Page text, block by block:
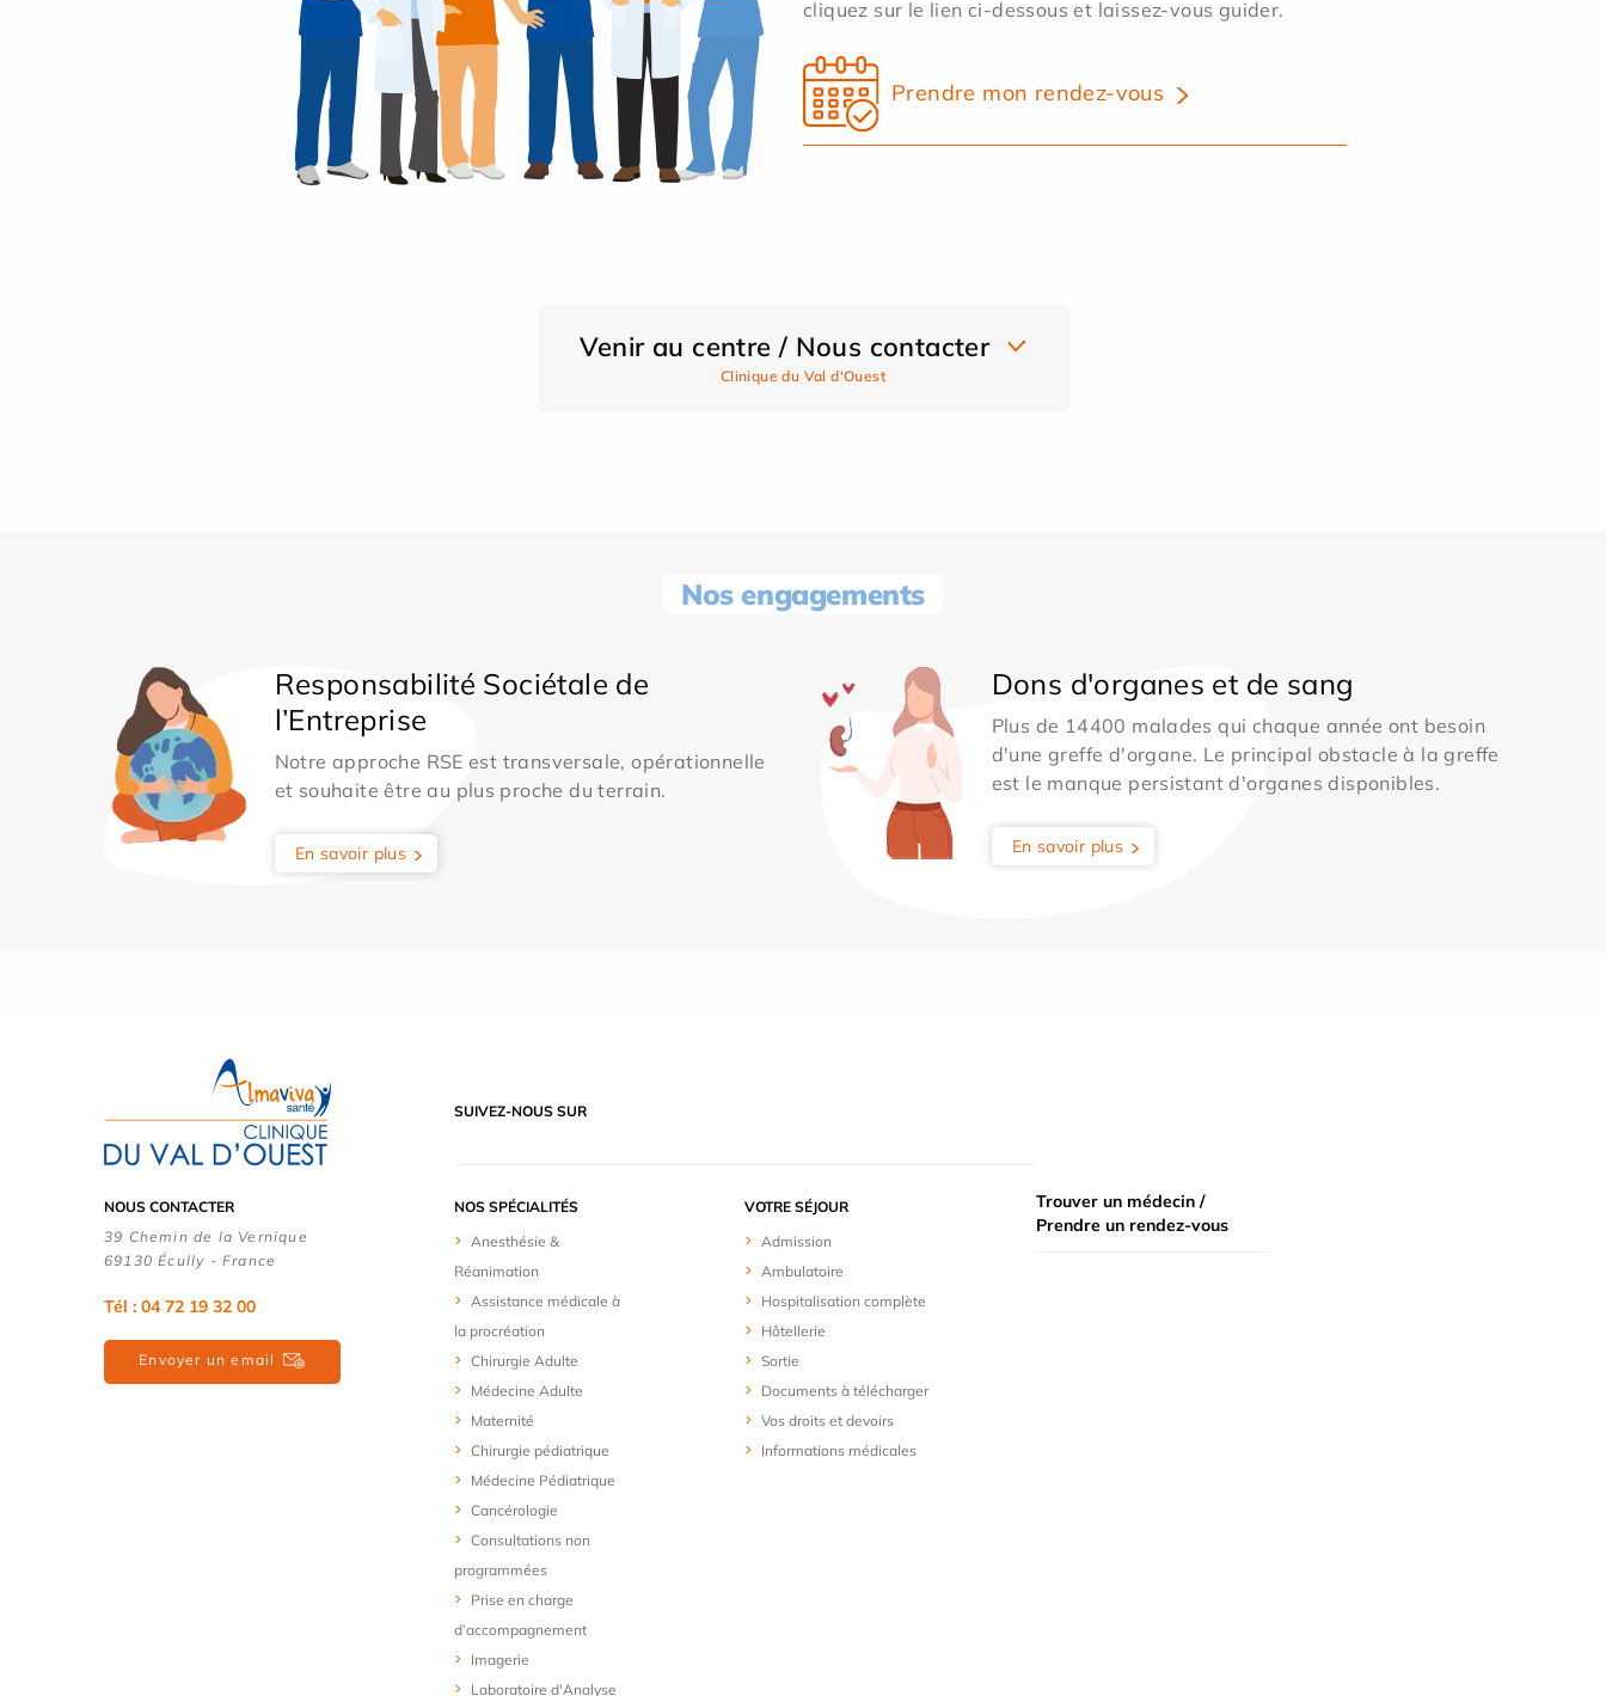
cliquez sur le lien ci-dessous et laissez-vous guider.
Prendre mon rendez-vous
Venir au centre / Nous contacter
Clinique du Val d'Ouest
Nos engagements
Responsabilité Sociétale de
l’Entreprise
Notre approche RSE est transversale, opérationnelle
et souhaite être au plus proche du terrain.
En savoir plus
Dons d'organes et de sang
Plus de 14400 malades qui chaque année ont besoin
d'une greffe d'organe. Le principal obstacle à la greffe
est le manque persistant d'organes disponibles.
En savoir plus
SUIVEZ-NOUS SUR
NOUS CONTACTER
39 Chemin de la Vernique
69130 Écully - France
Tél : 04 72 19 32 00
Envoyer un email
NOS SPÉCIALITÉS
Anesthésie &
Réanimation
Assistance médicale à
la procréation
Chirurgie Adulte
Médecine Adulte
Maternité
Chirurgie pédiatrique
Médecine Pédiatrique
Cancérologie
Consultations non
programmées
Prise en charge
d’accompagnement
Imagerie
Laboratoire d'Analyse
VOTRE SÉJOUR
Admission
Ambulatoire
Hospitalisation complète
Hôtellerie
Sortie
Documents à télécharger
Vos droits et devoirs
Informations médicales
Trouver un médecin /
Prendre un rendez-vous